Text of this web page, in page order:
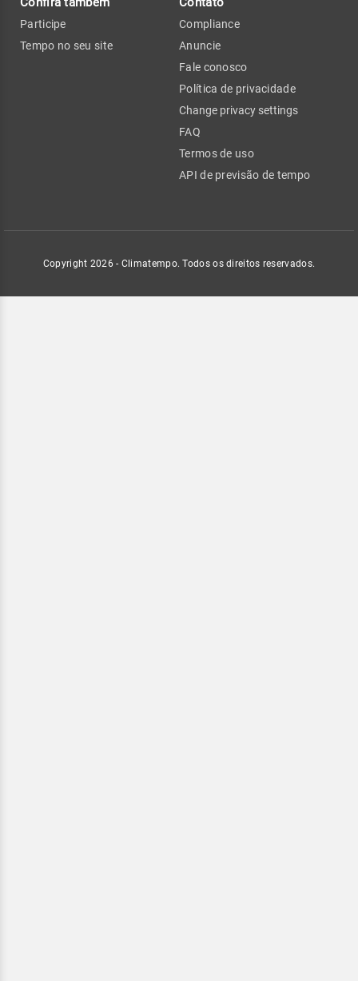
Participe
Tempo no seu site
Compliance
Anuncie
Fale conosco
Política de privacidade
Change privacy settings
FAQ
Termos de uso
API de previsão de tempo
Copyright 2026 - Climatempo. Todos os direitos reservados.